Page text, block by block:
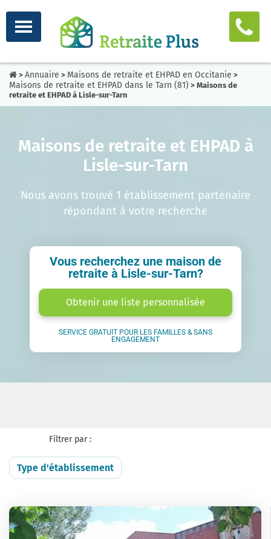
> Annuaire > Maisons de retraite et EHPAD en Occitanie >
Maisons de retraite et EHPAD dans le Tarn (81) > Maisons de
retraite et EHPAD à Lisle-sur-Tarn
Maisons de retraite et EHPAD à
Lisle-sur-Tarn
Nous avons trouvé 1 établissement partenaire
répondant à votre recherche
Vous recherchez une maison de
retraite à Lisle-sur-Tarn?
Obtenir une liste personnalisée
SERVICE GRATUIT POUR LES FAMILLES & SANS
ENGAGEMENT
Filtrer par :
Type d'établissement